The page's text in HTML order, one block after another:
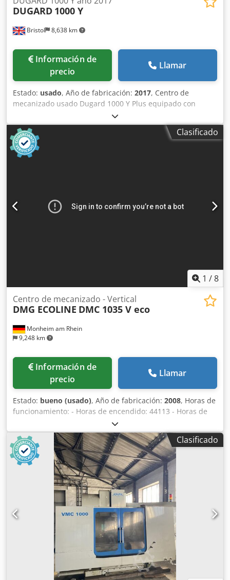
Bristol 8,638 km
DUGARD 1000 Y
Información de
precio
Llamar
Estado: usado, Año de fabricación: 2017, Centro de
mecanizado usado Dugard 1000 Y Plus equipado con
control Heidenhain TNC 640, refrigerante a través del
husillo, cableado para cuarta unidad de eje, transportador
de virutas y cargador automático de herramientas de 30
posiciones. La máquina se encuentra en el showroom de
Bristol lista para una demostración en funcionamiento.
posiciones BT40 Big Plus, husillo de 12.000 RPM,
refrigerante a través del husillo, mesa rotativa de cuarto
Clasificado
1 /8
Monheim am Rhein
9,248 km
Centro de mecanizado - Vertical
DMG ECOLINE DMC 1035 V eco
Información de
precio
Llamar
Estado: bueno (usado), Año de fabricación: 2008, Horas de
funcionamiento: - Horas de encendido: 44113 - Horas de
husillo: 13284 Equipamiento: * Control CNC SIEMENS 810
D powerline Cedpfjzquqiex Acgerf * Cambiador automático
de herramientas de 20 posiciones * Sistema de
refrigeración * Transportador de virutas Recorrido en el
eje X: 1035 mm Recorrido en el eje Y: 560 mm Recorrido en
el eje Z: 510 mm Superficie de la mesa: 1200 x 560 mm
Carga máxima de la mesa: 1000 kg Conexión de
herramienta: SK 40 Velocidades del husillo: de 20 a 8000
rpm (ajustable de forma continua) Avances:
longitudinal/transversal/vertical: 20000 mm/min Avance
rápido: 25 m/min Motor de accionamiento del husillo: 13
kW Dimensiones de la máquina: 2,6 x 2,6 x 2,7 m Peso de
la máquina: aproximadamente 4,1 t
Clasificado